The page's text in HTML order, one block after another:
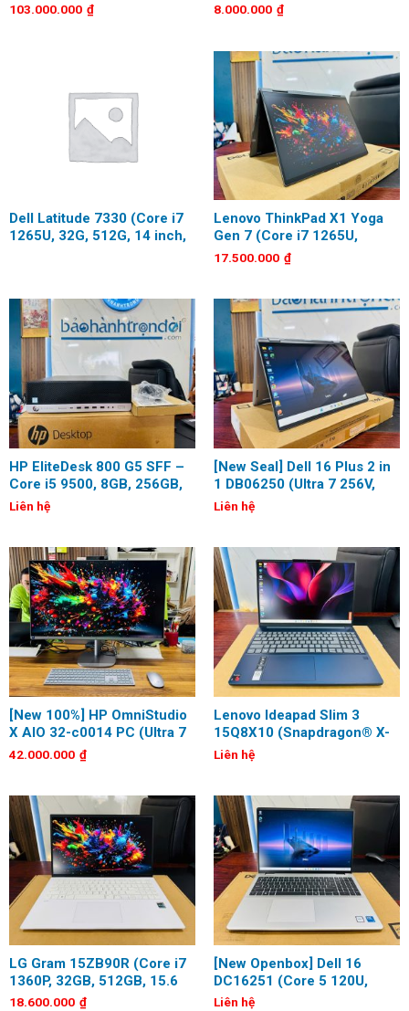
RTX 5090 24GB, 18 inch,
QHD+, 300Hz)
103.000.000 ₫
inch, Full HD)
8.000.000 ₫
Dell Latitude 7330 (Core i7
1265U, 32G, 512G, 14 inch,
Lenovo ThinkPad X1 Yoga
Gen 7 (Core i7 1265U,
16GB, 256GB, 14 inch,
FHD+, Touch)
17.500.000 ₫
HP EliteDesk 800 G5 SFF –
Core i5 9500, 8GB, 256GB,
Keyboard, Mouse
Liên hệ
[New Seal] Dell 16 Plus 2 in
1 DB06250 (Ultra 7 256V,
16GB, 1TB, Arc 140V 8GB,
16 inch, FHD+ Touch)
Liên hệ
[New 100%] HP OmniStudio
X AIO 32-c0014 PC (Ultra 7
155H, 32GB, 1TB, RTX 4050
6GB, 31.5 inch, 4K UHD)
42.000.000 ₫
Lenovo Ideapad Slim 3
15Q8X10 (Snapdragon® X-
X1-26-100, 16GB, 1TB, 15.3
inch, FHD+, Touch)
Liên hệ
LG Gram 15ZB90R (Core i7
1360P, 32GB, 512GB, 15.6
inch, Full HD, OLED)
18.600.000 ₫
[New Openbox] Dell 16
DC16251 (Core 5 120U,
8GB, 512GB, 16 inch, Full
Liên hệ